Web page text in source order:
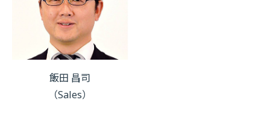
飯田 昌司
（Sales）